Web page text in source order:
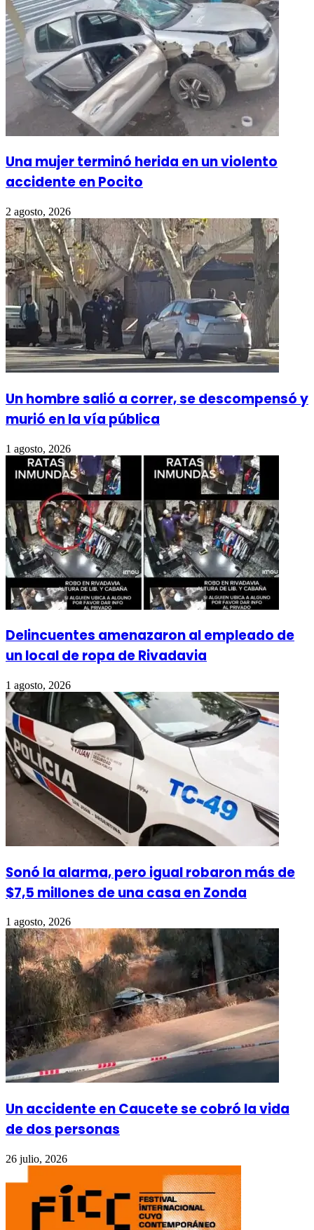
Una mujer terminó herida en un violento
accidente en Pocito
2 agosto, 2026
Un hombre salió a correr, se descompensó y
murió en la vía pública
1 agosto, 2026
Delincuentes amenazaron al empleado de
un local de ropa de Rivadavia
1 agosto, 2026
Sonó la alarma, pero igual robaron más de
$7,5 millones de una casa en Zonda
1 agosto, 2026
Un accidente en Caucete se cobró la vida
de dos personas
26 julio, 2026